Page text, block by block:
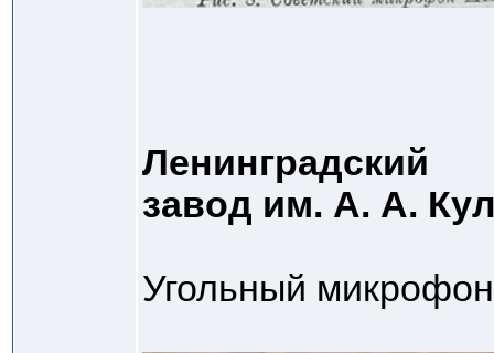
завод им. А. А.
Угольный